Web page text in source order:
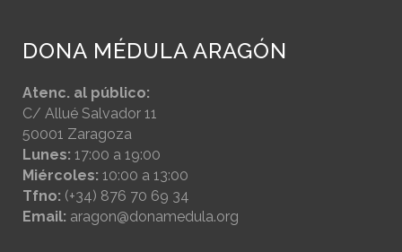
DONA MÉDULA ARAGÓN
Atenc. al público:
C/ Allué Salvador 11
50001 Zaragoza
Lunes: 17:00 a 19:00
Miércoles: 10:00 a 13:00
Tfno: (+34) 876 70 69 34
Email: aragon@donamedula.org